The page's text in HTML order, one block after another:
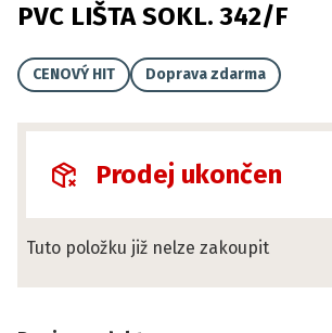
PVC LIŠTA SOKL. 342/F
CENOVÝ HIT Doprava zdarma
Prodej ukončen
Tuto položku již nelze zakoupit